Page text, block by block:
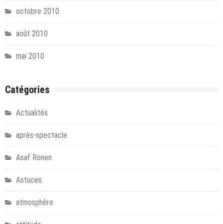
octobre 2010
août 2010
mai 2010
Catégories
Actualités
après-spectacle
Asaf Ronen
Astuces
atmosphère